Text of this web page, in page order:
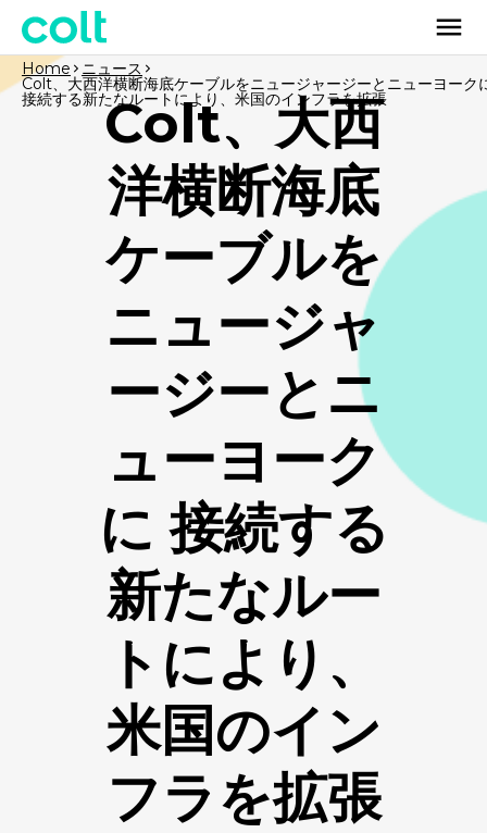
Colt、大西
洋横断海底
ケーブルを
ニュージャ
ージーとニ
ューヨーク
に 接続する
新たなルー
トにより、
米国のイン
フラを拡張
Home ニュース
Colt、大西洋横断海底ケーブルをニュージャージーとニューヨーク
接続する新たなルートにより、米国のインフラを拡張